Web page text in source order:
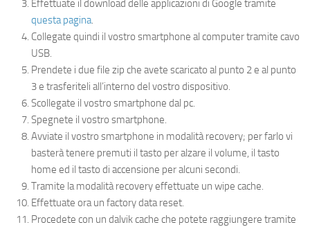
Effettuate il download delle applicazioni di Google tramite
questa pagina.
Collegate quindi il vostro smartphone al computer tramite cavo
USB.
Prendete i due file zip che avete scaricato al punto 2 e al punto
3 e trasferiteli all’interno del vostro dispositivo.
Scollegate il vostro smartphone dal pc.
Spegnete il vostro smartphone.
Avviate il vostro smartphone in modalità recovery; per farlo vi
basterà tenere premuti il tasto per alzare il volume, il tasto
home ed il tasto di accensione per alcuni secondi.
Tramite la modalità recovery effettuate un wipe cache.
Effettuate ora un factory data reset.
Procedete con un dalvik cache che potete raggiungere tramite